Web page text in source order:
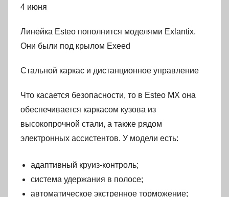
4 июня
Линейка Esteo пополнится моделями Exlantix.
Они были под крылом Exeed
Стальной каркас и дистанционное управление
Что касается безопасности, то в Esteo MX она
обеспечивается каркасом кузова из
высокопрочной стали, а также рядом
электронных ассистентов. У модели есть:
адаптивный круиз-контроль;
система удержания в полосе;
автоматическое экстренное торможение;